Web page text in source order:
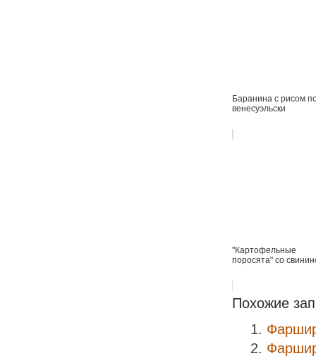
Баранина с рисом
венесуэльски
"Картофельные
поросята" со
Похожие